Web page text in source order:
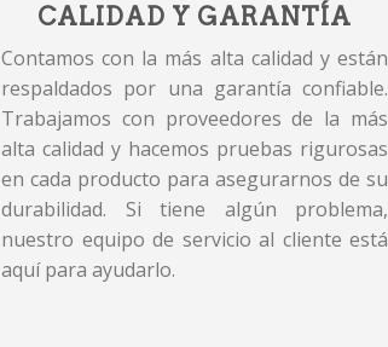
CALIDAD Y GARANTÍA
Contamos con la más alta calidad y están
respaldados por una garantía confiable.
Trabajamos con proveedores de la más
alta calidad y hacemos pruebas rigurosas
en cada producto para asegurarnos de su
durabilidad. Si tiene algún problema,
nuestro equipo de servicio al cliente está
aquí para ayudarlo.